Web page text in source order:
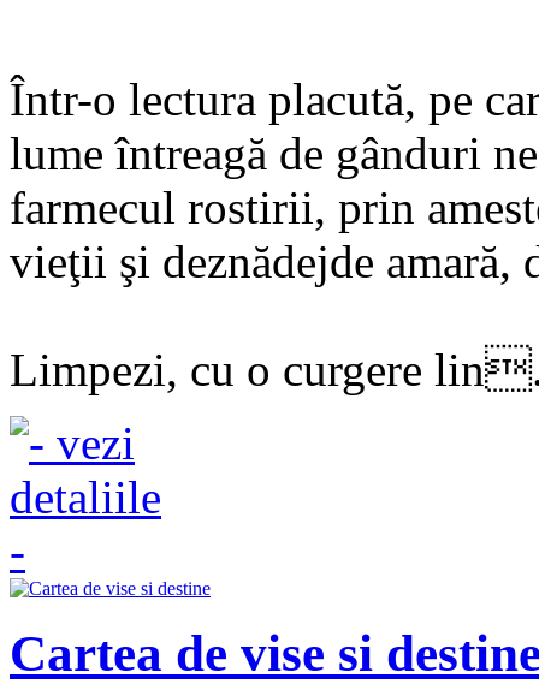
Într-o lectura placută, pe
lume întreagă de gânduri
farmecul rostirii, prin
vieţii şi deznădejde
Limpezi, cu o curgere
Cartea de vise si